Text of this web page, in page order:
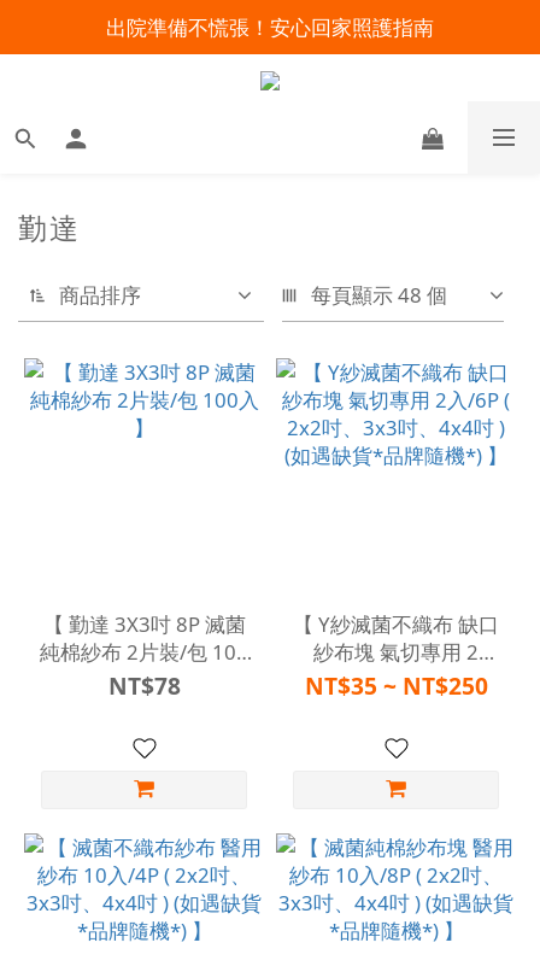
明陽來村全館免運優惠中
出院準備不慌張！安心回家照護指南
暑假出遊 攜帶氧氣機不怕坐飛機
勤達
商品排序 每頁顯示 48 個
【 勤達 3X3吋 8P 滅菌
純棉紗布 2片裝/包 100
入 】
NT$78
【 Y紗滅菌不織布 缺口
紗布塊 氣切專用 2
入/6P ( 2x2吋、3x3
品牌隨機*) 】
NT$35 ~ NT$250